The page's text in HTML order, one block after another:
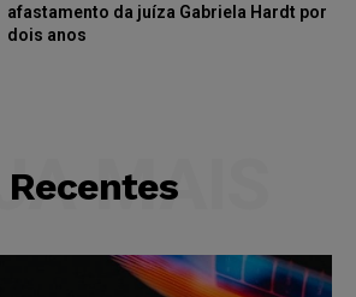
afastamento da juíza Gabriela Hardt por
dois anos
Recentes
MAIS